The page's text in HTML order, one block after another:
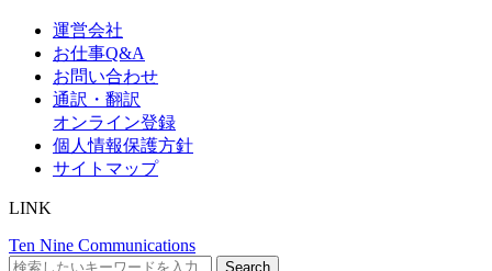
運営会社
お仕事Q&A
お問い合わせ
通訳・翻訳
オンライン登録
個人情報保護方針
サイトマップ
LINK
Ten Nine Communications